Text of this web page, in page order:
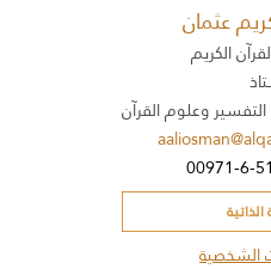
عثمان
الكريم
وعلوم القرآن
الشخصية